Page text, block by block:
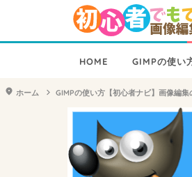
HOME GIMPの使い
ホーム GIMPの使い方【初心者ナビ】画像編